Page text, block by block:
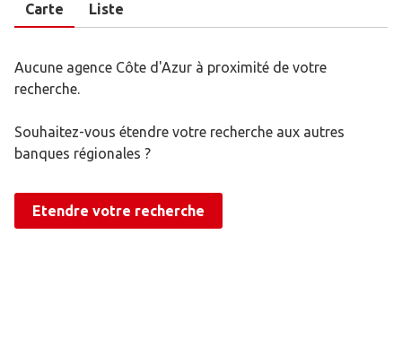
Carte Liste
Aucune agence Côte d'Azur à proximité de votre
recherche.
Souhaitez-vous étendre votre recherche aux autres
banques régionales ?
Etendre votre recherche